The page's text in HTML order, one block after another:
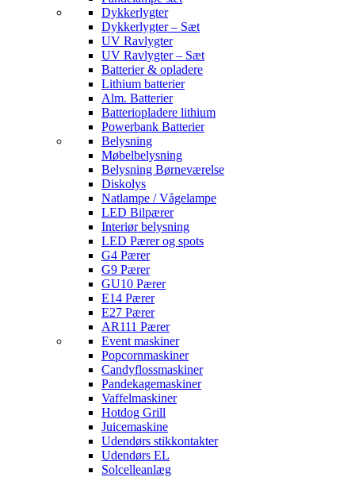
Dykkerlygter
Dykkerlygter – Sæt
UV Ravlygter
UV Ravlygter – Sæt
Batterier & opladere
Lithium batterier
Alm. Batterier
Batteriopladere lithium
Powerbank Batterier
Belysning
Møbelbelysning
Belysning Børneværelse
Diskolys
Natlampe / Vågelampe
LED Bilpærer
Interiør belysning
LED Pærer og spots
G4 Pærer
G9 Pærer
GU10 Pærer
E14 Pærer
E27 Pærer
AR111 Pærer
Event maskiner
Popcornmaskiner
Candyflossmaskiner
Pandekagemaskiner
Vaffelmaskiner
Hotdog Grill
Juicemaskine
Udendørs stikkontakter
Udendørs EL
Solcelleanlæg